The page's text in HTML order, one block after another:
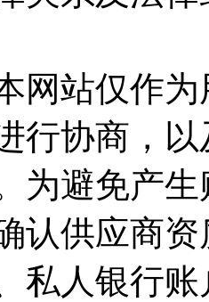
网站仅作
行协商，
为避免产
认供应商
私人银行